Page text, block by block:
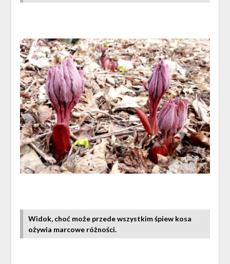
Widok, choć może przede wszystkim śpiew kosa
ożywia marcowe różności.